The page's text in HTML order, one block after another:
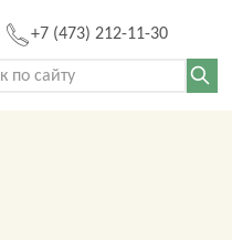
+7 (473) 212-11-30